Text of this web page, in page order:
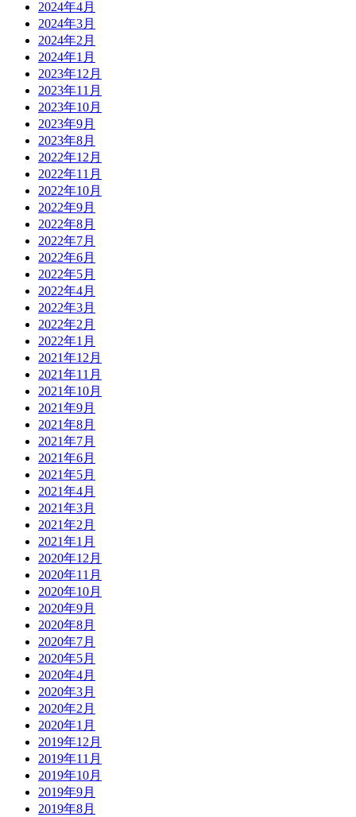
2024年4月
2024年3月
2024年2月
2024年1月
2023年12月
2023年11月
2023年10月
2023年9月
2023年8月
2022年12月
2022年11月
2022年10月
2022年9月
2022年8月
2022年7月
2022年6月
2022年5月
2022年4月
2022年3月
2022年2月
2022年1月
2021年12月
2021年11月
2021年10月
2021年9月
2021年8月
2021年7月
2021年6月
2021年5月
2021年4月
2021年3月
2021年2月
2021年1月
2020年12月
2020年11月
2020年10月
2020年9月
2020年8月
2020年7月
2020年5月
2020年4月
2020年3月
2020年2月
2020年1月
2019年12月
2019年11月
2019年10月
2019年9月
2019年8月